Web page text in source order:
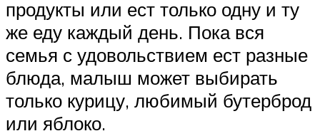
продукты или ест только одну и ту
же еду каждый день. Пока вся
семья с удовольствием ест разные
блюда, малыш может выбирать
только курицу, любимый бутерброд
или яблоко.